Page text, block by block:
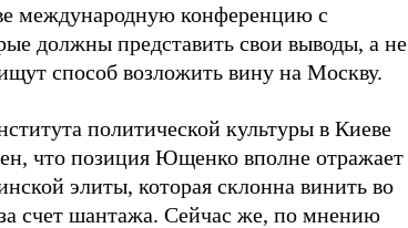
международную конференцию с
должны представить свои выводы, а не
способ возложить вину на Москву.
политической культуры в Киеве
что позиция Ющенко вполне отражает
элиты, которая склонна винить во
счет шантажа. Сейчас же, по мнению